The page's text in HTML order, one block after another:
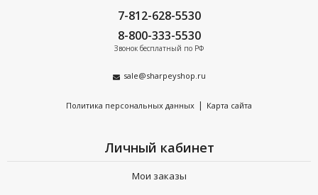
7-812-628-5530
8-800-333-5530
Звонок бесплатный по РФ
sale@sharpeyshop.ru
Политика персональных данных | Карта сайта
Личный кабинет
Мои заказы